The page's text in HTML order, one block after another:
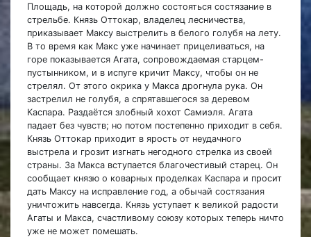
Площадь, на которой должно состояться состязание в
стрельбе. Князь Оттокар, владелец лесничества,
приказывает Максу выстрелить в белого голубя на лету.
В то время как Макс уже начинает прицеливаться, на
горе показывается Агата, сопровождаемая старцем-
пустынником, и в испуге кричит Максу, чтобы он не
стрелял. От этого окрика у Макса дрогнула рука. Он
застрелил не голубя, а спрятавшегося за деревом
Каспара. Раздаётся злобный хохот Самиэля. Агата
падает без чувств; но потом постепенно приходит в себя.
Князь Оттокар приходит в ярость от неудачного
выстрела и грозит изгнать негодного стрелка из своей
страны. За Макса вступается благочестивый старец. Он
сообщает князю о коварных проделках Каспара и просит
дать Максу на исправление год, а обычай состязания
уничтожить навсегда. Князь уступает к великой радости
Агаты и Макса, счастливому союзу которых теперь ничто
уже не может помешать.